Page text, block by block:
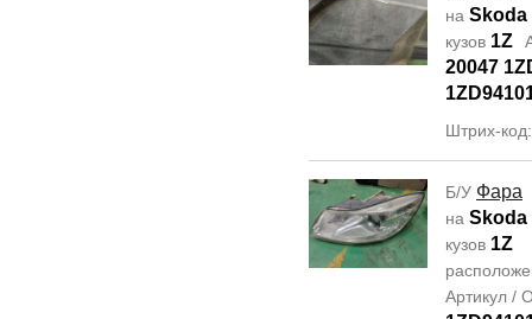
на Skoda
кузов 1Z
20047
Штрих-
Б/У Фара
на Skoda
кузов 1Z
Артикул /